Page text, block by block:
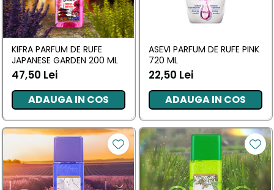
KIFRA PARFUM DE RUFE
JAPANESE GARDEN 200 ML
47,50 Lei
ADAUGA IN COS
ASEVI PARFUM DE RUFE PINK
720 ML
22,50 Lei
ADAUGA IN COS